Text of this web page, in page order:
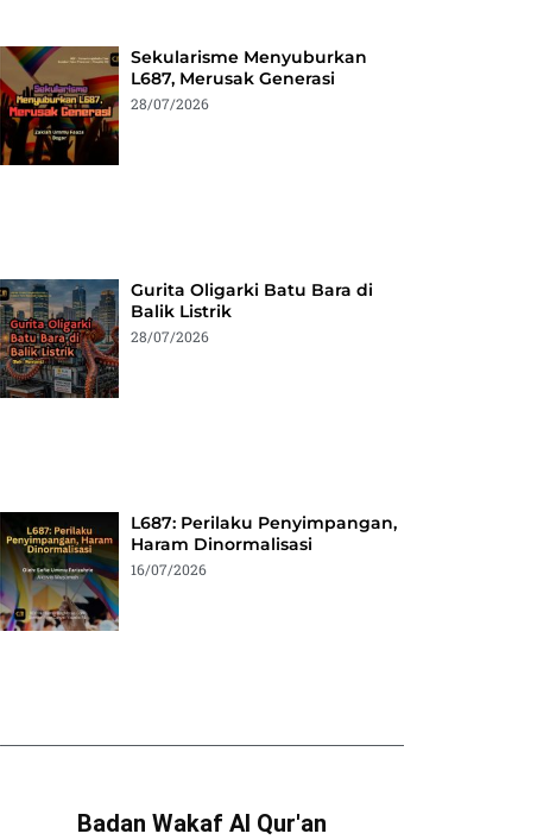
Sekularisme Menyuburkan
L687, Merusak Generasi
28/07/2026
Gurita Oligarki Batu Bara di
Balik Listrik
28/07/2026
L687: Perilaku Penyimpangan,
Haram Dinormalisasi
16/07/2026
Badan Wakaf Al Qur'an